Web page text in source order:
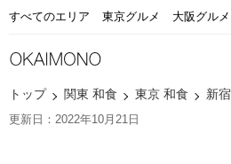
すべてのエリア 東京グルメ 大阪グルメ
トップ 関東 和食 東京 和食 新
更新日：2022年10月21日